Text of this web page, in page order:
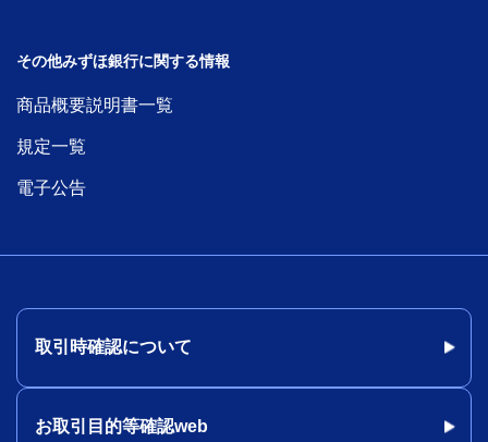
その他みずほ銀行に関する情報
商品概要説明書一覧
規定一覧
電子公告
取引時確認について
お取引目的等確認web